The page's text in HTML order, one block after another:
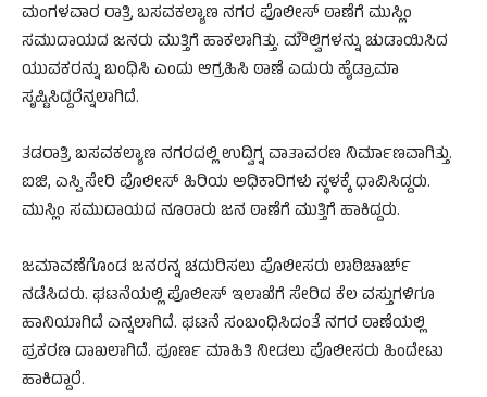
ಮಂಗಳವಾರ ರಾತ್ರಿ ಬಸವಕಲ್ಯಾಣ ನಗರ ಪೊಲೀಸ್ ಠಾಣೆಗೆ ಮುಸ್ಲಿಂ
ಸಮುದಾಯದ ಜನರು ಮುತ್ತಿಗೆ ಹಾಕಲಾಗಿತ್ತು. ಮೌಲ್ವಿಗಳನ್ನು ಚುಡಾಯಿಸಿದ
ಯುವಕರನ್ನು ಬಂಧಿಸಿ ಎಂದು ಆಗ್ರಹಿಸಿ ಠಾಣೆ ಎದುರು ಹೈಡ್ರಾಮಾ
ಸೃಷ್ಟಿಸಿದ್ದರೆನ್ನಲಾಗಿದೆ.
ತಡರಾತ್ರಿ ಬಸವಕಲ್ಯಾಣ ನಗರದಲ್ಲಿ ಉದ್ವಿಗ್ನ ವಾತಾವರಣ ನಿರ್ಮಾಣವಾಗಿತ್ತು.
ಐಜಿ, ಎಸ್ಪಿ ಸೇರಿ ಪೊಲೀಸ್ ಹಿರಿಯ ಅಧಿಕಾರಿಗಳು ಸ್ಥಳಕ್ಕೆ ಧಾವಿಸಿದ್ದರು.
ಮುಸ್ಲಿಂ ಸಮುದಾಯದ ನೂರಾರು ಜನ ಠಾಣೆಗೆ ಮುತ್ತಿಗೆ ಹಾಕಿದ್ದರು.
ಜಮಾವಣೆಗೊಂಡ ಜನರನ್ನ ಚದುರಿಸಲು ಪೊಲೀಸರು ಲಾಠಿಚಾರ್ಜ್
ನಡೆಸಿದರು. ಘಟನೆಯಲ್ಲಿ ಪೊಲೀಸ್ ಇಲಾಖೆಗೆ ಸೇರಿದ ಕೆಲ ವಸ್ತುಗಳಿಗೂ
ಹಾನಿಯಾಗಿದೆ ಎನ್ನಲಾಗಿದೆ. ಘಟನೆ ಸಂಬಂಧಿಸಿದಂತೆ ನಗರ ಠಾಣೆಯಲ್ಲಿ
ಪ್ರಕರಣ ದಾಖಲಾಗಿದೆ. ಪೂರ್ಣ ಮಾಹಿತಿ ನೀಡಲು ಪೊಲೀಸರು ಹಿಂದೇಟು
ಹಾಕಿದ್ದಾರೆ.